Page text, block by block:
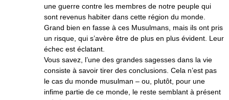
une guerre contre les membres de notre peuple qui
sont revenus habiter dans cette région du monde.
Grand bien en fasse à ces Musulmans, mais ils ont pris
un risque, qui s’avère être de plus en plus évident. Leur
échec est éclatant.
Vous savez, l’une des grandes sagesses dans la vie
consiste à savoir tirer des conclusions. Cela n’est pas
le cas du monde musulman – ou, plutôt, pour une
infime partie de ce monde, le reste semblant à présent